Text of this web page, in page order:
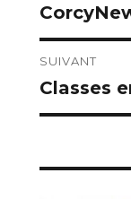
de
l’article
Publication
précédente :
SUIVANT
Publication
suivante :
Classes